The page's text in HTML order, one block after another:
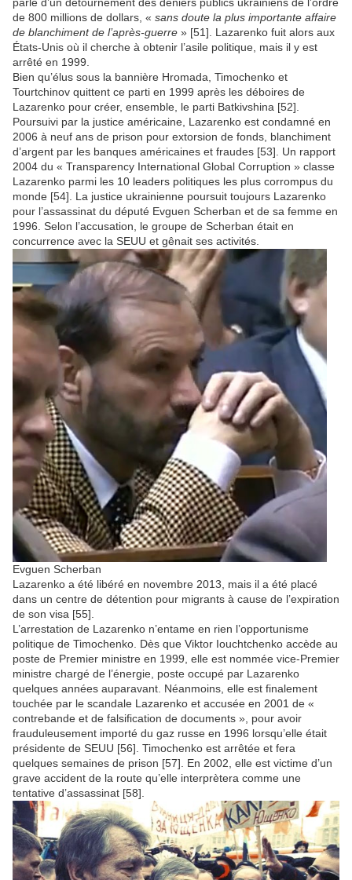
de 800 millions de dollars, « sans doute la plus importante affaire
de blanchiment de l’après-guerre » [51]. Lazarenko fuit alors aux
États-Unis où il cherche à obtenir l’asile politique, mais il y est
arrêté en 1999.
Bien qu’élus sous la bannière Hromada, Timochenko et
Tourtchinov quittent ce parti en 1999 après les déboires de
Lazarenko pour créer, ensemble, le parti Batkivshina [52].
Poursuivi par la justice américaine, Lazarenko est condamné en
2006 à neuf ans de prison pour extorsion de fonds, blanchiment
d’argent par les banques américaines et fraudes [53]. Un rapport
2004 du « Transparency International Global Corruption » classe
Lazarenko parmi les 10 leaders politiques les plus corrompus du
monde [54]. La justice ukrainienne poursuit toujours Lazarenko
pour l’assassinat du député Evguen Scherban et de sa femme en
1996. Selon l’accusation, le groupe de Scherban était en
concurrence avec la SEUU et gênait ses activités.
Evguen Scherban
Lazarenko a été libéré en novembre 2013, mais il a été placé
dans un centre de détention pour migrants à cause de l’expiration
de son visa [55].
L’arrestation de Lazarenko n’entame en rien l’opportunisme
politique de Timochenko. Dès que Viktor Iouchtchenko accède au
poste de Premier ministre en 1999, elle est nommée vice-Premier
ministre chargé de l’énergie, poste occupé par Lazarenko
quelques années auparavant. Néanmoins, elle est finalement
touchée par le scandale Lazarenko et accusée en 2001 de «
contrebande et de falsification de documents », pour avoir
frauduleusement importé du gaz russe en 1996 lorsqu’elle était
présidente de SEUU [56]. Timochenko est arrêtée et fera
quelques semaines de prison [57]. En 2002, elle est victime d’un
grave accident de la route qu’elle interprètera comme une
tentative d’assassinat [58].